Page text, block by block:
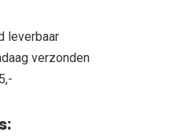
leverbaar
verzonden